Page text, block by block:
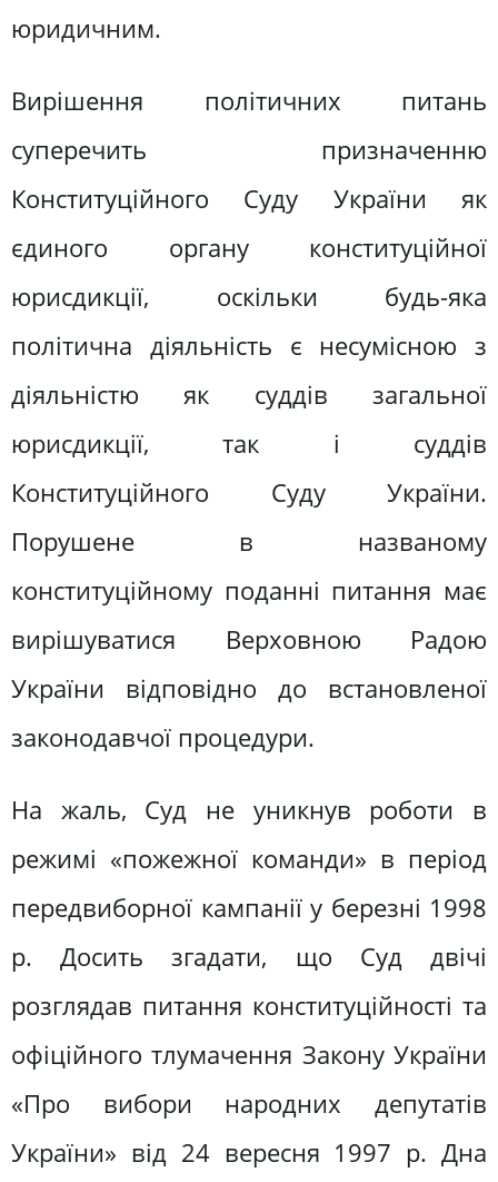
юридичним.
Вирішення політичних питань
суперечить призначенню
Конституційного Суду України як
єдиного органу конституційної
юрисдикції, оскільки будь-яка
політична діяльність є несумісною з
діяльністю як суддів загальної
юрисдикції, так і суддів
Конституційного Суду України.
Порушене в названому
конституційному поданні питання має
вирішуватися Верховною Радою
України відповідно до встановленої
законодавчої процедури.
На жаль, Суд не уникнув роботи в
режимі «пожежної команди» в період
передвиборної кампанії у березні 1998
р. Досить згадати, що Суд двічі
розглядав питання конституційності та
офіційного тлумачення Закону України
«Про вибори народних депутатів
України» від 24 вересня 1997 р. Дна